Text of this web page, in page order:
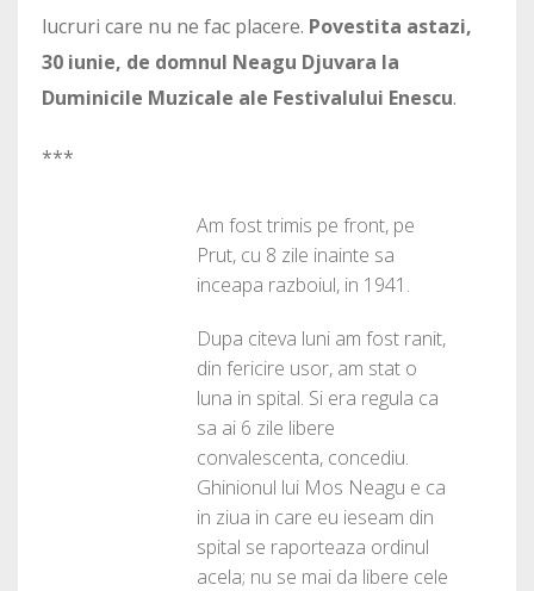
lucruri care nu ne fac placere. Povestita astazi,
30 iunie, de domnul Neagu Djuvara la
Duminicile Muzicale ale Festivalului Enescu.
***
Am fost trimis pe front, pe
Prut, cu 8 zile inainte sa
inceapa razboiul, in 1941.
Dupa citeva luni am fost ranit,
din fericire usor, am stat o
luna in spital. Si era regula ca
sa ai 6 zile libere
convalescenta, concediu.
Ghinionul lui Mos Neagu e ca
in ziua in care eu ieseam din
spital se raporteaza ordinul
acela; nu se mai da libere cele